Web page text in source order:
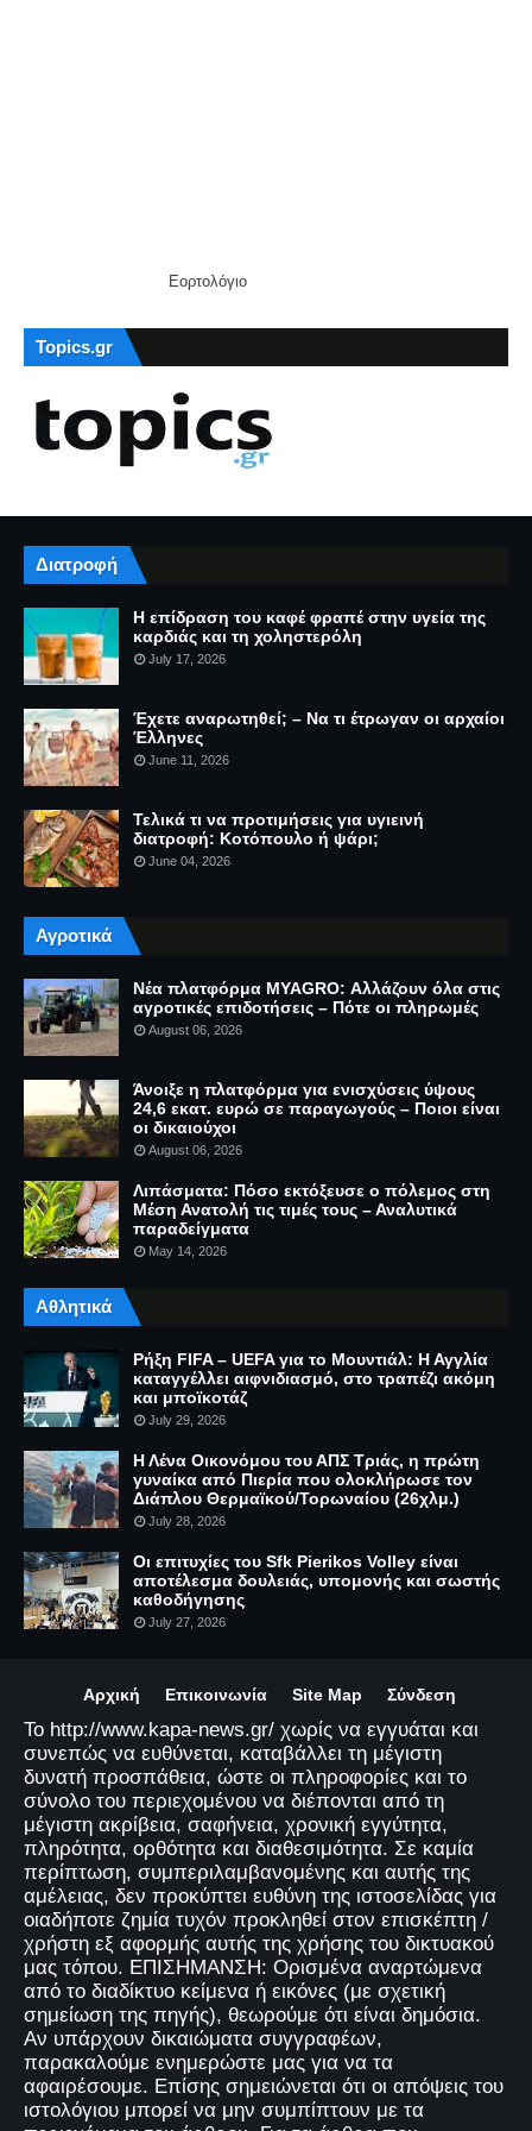
Εορτολόγιο
Topics.gr
Διατροφή
Η επίδραση του καφέ φραπέ στην υγεία της
καρδιάς και τη χοληστερόλη
July 17, 2026
Έχετε αναρωτηθεί; – Να τι έτρωγαν οι αρχαίοι
Έλληνες
June 11, 2026
Τελικά τι να προτιμήσεις για υγιεινή
διατροφή: Κοτόπουλο ή ψάρι;
June 04, 2026
Αγροτικά
Νέα πλατφόρμα MYAGRO: Αλλάζουν όλα στις
αγροτικές επιδοτήσεις – Πότε οι πληρωμές
August 06, 2026
Άνοιξε η πλατφόρμα για ενισχύσεις ύψους
24,6 εκατ. ευρώ σε παραγωγούς – Ποιοι είναι
οι δικαιούχοι
August 06, 2026
Λιπάσματα: Πόσο εκτόξευσε ο πόλεμος στη
Μέση Ανατολή τις τιμές τους – Αναλυτικά
παραδείγματα
May 14, 2026
Αθλητικά
Ρήξη FIFA – UEFA για το Μουντιάλ: Η Αγγλία
καταγγέλλει αιφνιδιασμό, στο τραπέζι ακόμη
και μποϊκοτάζ
July 29, 2026
Η Λένα Οικονόμου του ΑΠΣ Τριάς, η πρώτη
γυναίκα από Πιερία που ολοκλήρωσε τον
Διάπλου Θερμαϊκού/Τορωναίου (26χλμ.)
July 28, 2026
Οι επιτυχίες του Sfk Pierikos Volley είναι
αποτέλεσμα δουλειάς, υπομονής και σωστής
καθοδήγησης
July 27, 2026
Αρχική Επικοινωνία Site Map Σύνδεση
Το http://www.kapa-news.gr/ χωρίς να εγγυάται και
συνεπώς να ευθύνεται, καταβάλλει τη μέγιστη
δυνατή προσπάθεια, ώστε οι πληροφορίες και το
σύνολο του περιεχομένου να διέπονται από τη
μέγιστη ακρίβεια, σαφήνεια, χρονική εγγύτητα,
πληρότητα, ορθότητα και διαθεσιμότητα. Σε καμία
περίπτωση, συμπεριλαμβανομένης και αυτής της
αμέλειας, δεν προκύπτει ευθύνη της ιστοσελίδας για
οιαδήποτε ζημία τυχόν προκληθεί στον επισκέπτη /
χρήστη εξ αφορμής αυτής της χρήσης του δικτυακού
μας τόπου. ΕΠΙΣΗΜΑΝΣΗ: Ορισμένα αναρτώμενα
από το διαδίκτυο κείμενα ή εικόνες (με σχετική
σημείωση της πηγής), θεωρούμε ότι είναι δημόσια.
Αν υπάρχουν δικαιώματα συγγραφέων,
παρακαλούμε ενημερώστε μας για να τα
αφαιρέσουμε. Επίσης σημειώνεται ότι οι απόψεις του
ιστολόγιου μπορεί να μην συμπίπτουν με τα